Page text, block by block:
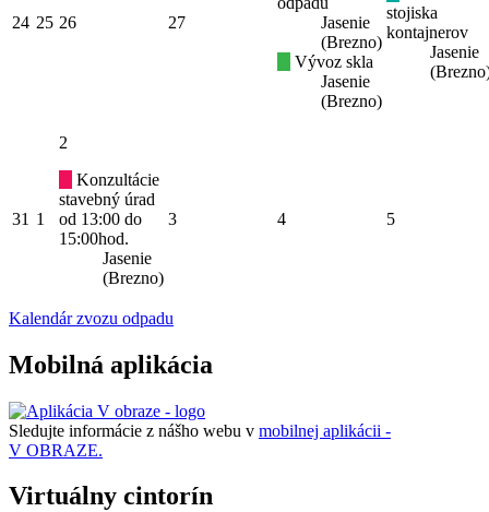
24 25 26 27
Jasenie
(Brezno)
Vývoz skla
Jasenie
(Brezno)
stojiska
kontajnerov
Jasenie
31 1
2
Konzultácie
stavebný úrad
od 13:00 do
15:00hod.
Jasenie
(Brezno)
3 4 5
Kalendár zvozu odpadu
Mobilná aplikácia
Sledujte informácie z nášho webu v mobilnej aplikácii -
V OBRAZE.
Virtuálny cintorín